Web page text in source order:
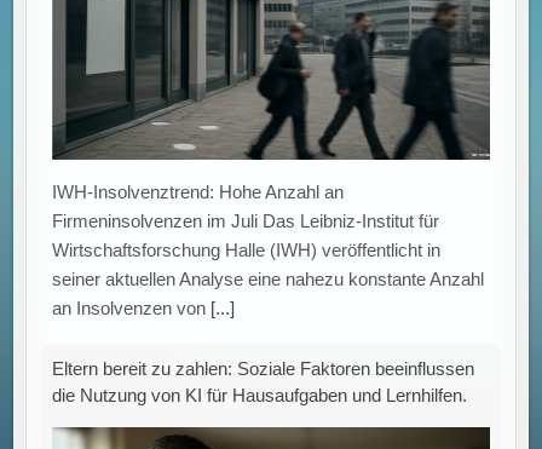
Künstliche Intelligenz bei Hausaufgaben: Einfluss
Eltern Eine aktuelle Untersuchung zeigt, dass die
Nutzung künstlicher Intelligenz (KI) für schulische
Aufgaben
[...]